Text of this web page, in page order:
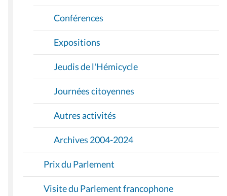
Conférences
Expositions
Jeudis de l'Hémicycle
Journées citoyennes
Autres activités
Archives 2004-2024
Prix du Parlement
Visite du Parlement francophone